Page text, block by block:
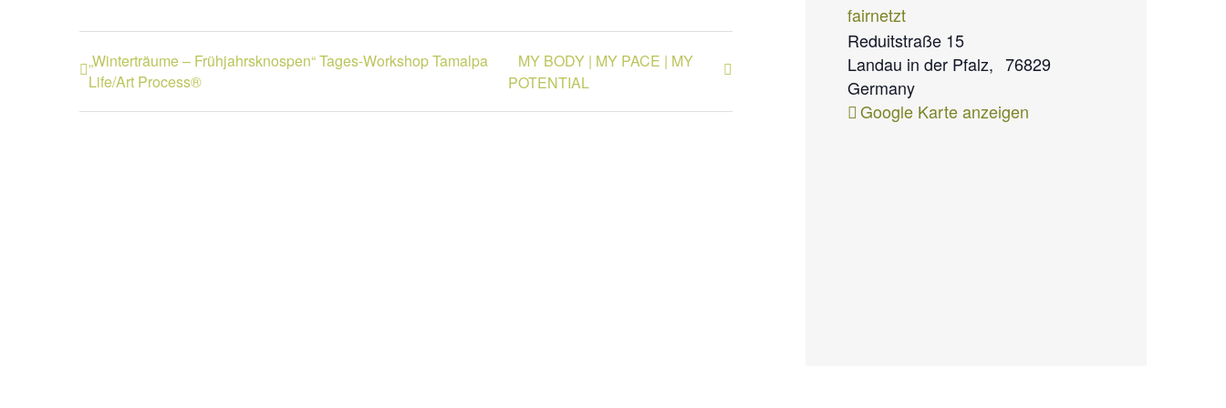
„Winterträume – Frühjahrsknospen“ Tages-Workshop Tamalpa
Life/Art Process®
MY BODY | MY PACE | MY
POTENTIAL
fairnetzt
Reduitstraße 15
Landau in der Pfalz, 76829
Germany
Google Karte anzeigen